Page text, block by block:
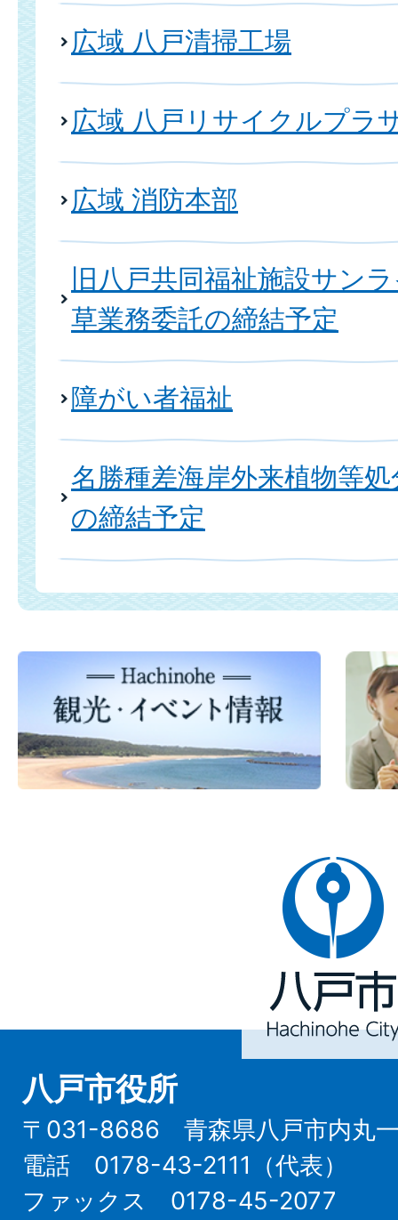
広域 八戸清掃工場
広域 八戸リサイクルプラ
広域 消防本部
旧八戸共同福祉施設サン
草業務委託の締結予定
障がい者福祉
名勝種差海岸外来植物等
の締結予定
八
戸
市
Hachinohe
City
八戸市役所
〒031-8686 青森県八戸市内丸一
電話 0178-43-2111（代表）
ファックス 0178-45-2077